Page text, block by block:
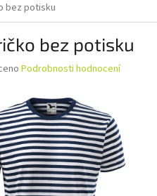
bez potisku
bez potisku
Podrobnosti hodnocení